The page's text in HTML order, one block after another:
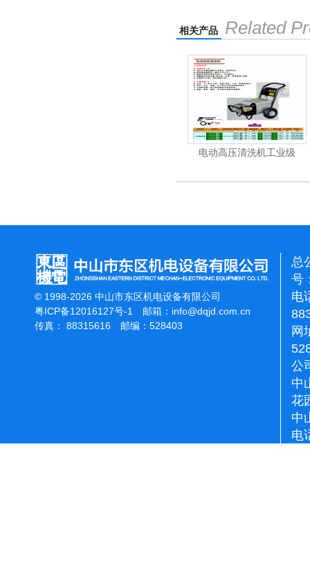
相关产品 Related
电动高压清洗机工业级
© 1998-2026 中山市东区机电设备有限公司
粤ICP备12016127号-1
邮箱： info@dqjd.com.cn
传真： 88315616 邮编：528403
总
号
电
网
公
中
花
中
电